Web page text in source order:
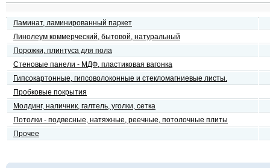
Ламинат, ламинированный паркет
Линолеум коммерческий, бытовой, натуральный
Порожки, плинтуса для пола
Стеновые панели - МДФ, пластиковая вагонка
Гипсокартонные, гипсоволоконные и стекломагниевые листы.
Пробковые покрытия
Молдинг, наличник, галтель, уголки, сетка
Потолки - подвесные, натяжные, реечные, потолочные плиты
Прочее